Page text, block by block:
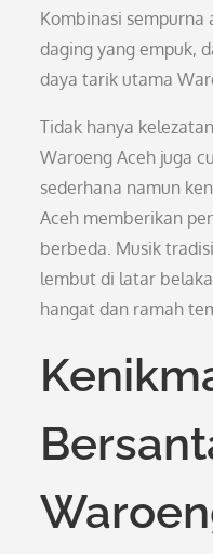
Kombinasi
daging yang empuk,
daya tarik utama
Tidak hanya
Waroeng Aceh juga
sederhana namun
Aceh memberikan
berbeda. Musik
lembut di latar
hangat dan ramah